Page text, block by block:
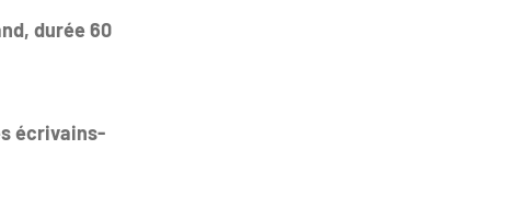
durée 60
écrivains-